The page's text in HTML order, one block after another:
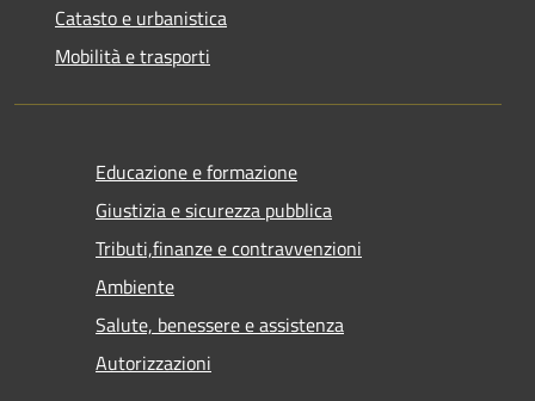
Catasto e urbanistica
Mobilità e trasporti
Educazione e formazione
Giustizia e sicurezza pubblica
Tributi,finanze e contravvenzioni
Ambiente
Salute, benessere e assistenza
Autorizzazioni